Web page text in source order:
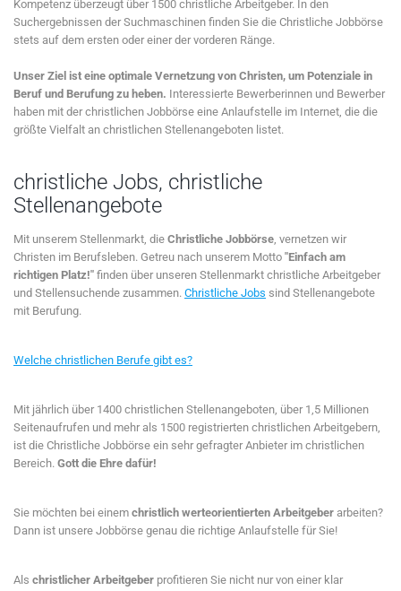
Kompetenz überzeugt über 1500 christliche Arbeitgeber. In den
Suchergebnissen der Suchmaschinen finden Sie die Christliche Jobbörse
stets auf dem ersten oder einer der vorderen Ränge.
Unser Ziel ist eine optimale Vernetzung von Christen, um Potenziale in
Beruf und Berufung zu heben. Interessierte Bewerberinnen und Bewerber
haben mit der christlichen Jobbörse eine Anlaufstelle im Internet, die die
größte Vielfalt an christlichen Stellenangeboten listet.
christliche Jobs, christliche
Stellenangebote
Mit unserem Stellenmarkt, die Christliche Jobbörse, vernetzen wir
Christen im Berufsleben. Getreu nach unserem Motto "Einfach am
richtigen Platz!" finden über unseren Stellenmarkt christliche Arbeitgeber
und Stellensuchende zusammen. Christliche Jobs sind Stellenangebote
mit Berufung.
Welche christlichen Berufe gibt es?
Mit jährlich über 1400 christlichen Stellenangeboten, über 1,5 Millionen
Seitenaufrufen und mehr als 1500 registrierten christlichen Arbeitgebern,
ist die Christliche Jobbörse ein sehr gefragter Anbieter im christlichen
Bereich. Gott die Ehre dafür!
Sie möchten bei einem christlich werteorientierten Arbeitgeber arbeiten?
Dann ist unsere Jobbörse genau die richtige Anlaufstelle für Sie!
Als christlicher Arbeitgeber profitieren Sie nicht nur von einer klar